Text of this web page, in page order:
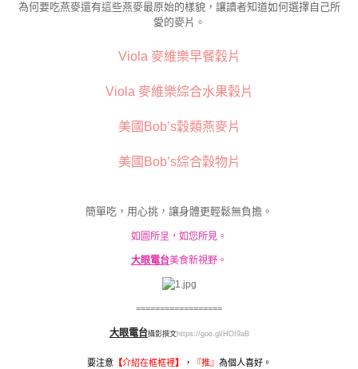
為何要吃燕麥還有這些燕麥最原始的樣貌，讓讀者知道如何選擇自己所
愛的麥片。
Viola 麥維樂早餐穀片
Viola 麥維樂綜合水果穀片
美國Bob’s穀類燕麥片
美國Bob’s綜合穀物片
簡單吃，用心挑，讓身體更輕鬆無負擔。
如圖所呈，如您所見。
大眼電台美食新視野。
==================
大眼電台攝影撰文https://goo.gl/HOI9aB
要注意【介紹在框框裡】 ， 『推』 為個人喜好。